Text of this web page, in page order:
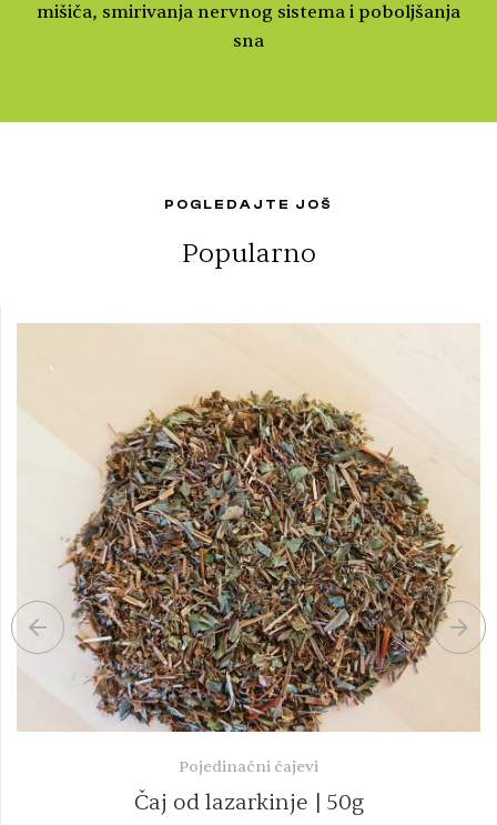
mišiča, smirivanja nervnog sistema i poboljšanja
sna
POGLEDAJTE JOŠ
Popularno
Pojedinačni čajevi
Čaj od lazarkinje | 50g